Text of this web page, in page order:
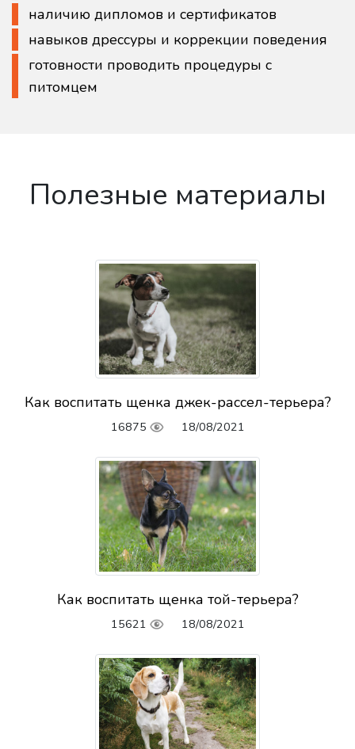
наличию дипломов и сертификатов
навыков дрессуры и коррекции поведения
готовности проводить процедуры с
питомцем
Полезные материалы
Как воспитать щенка джек-рассел-терьера?
16875 18/08/2021
Как воспитать щенка той-терьера?
15621 18/08/2021